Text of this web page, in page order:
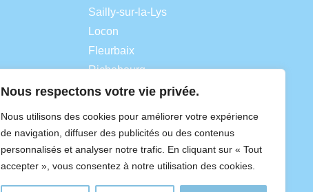
Nous respectons votre vie privée.
Nous utilisons des cookies pour améliorer votre expérience
de navigation, diffuser des publicités ou des contenus
personnalisés et analyser notre trafic. En cliquant sur « Tout
accepter », vous consentez à notre utilisation des cookies.
Sailly-sur-la-Lys
Locon
Fleurbaix
Richebourg
Merville
Laventie
Hazebrouck
Estaires
Béthune